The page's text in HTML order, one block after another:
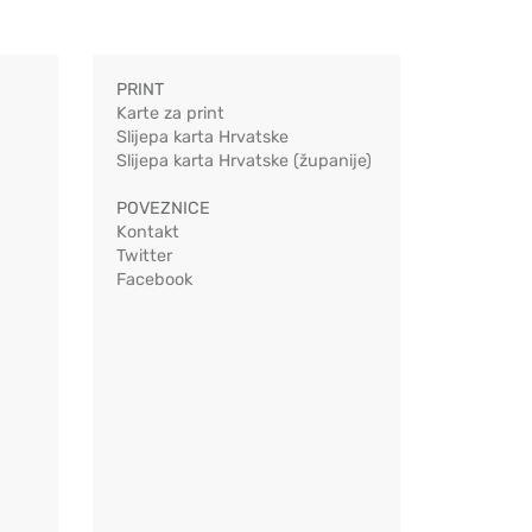
PRINT
Karte za print
Slijepa karta Hrvatske
Slijepa karta Hrvatske (županije)
POVEZNICE
Kontakt
Twitter
Facebook